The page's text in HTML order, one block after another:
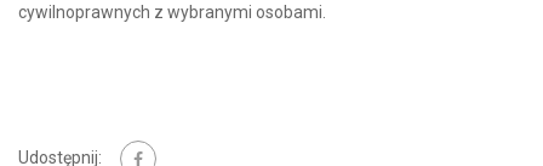
cywilnoprawnych z wybranymi osobami.
Udostępnij: